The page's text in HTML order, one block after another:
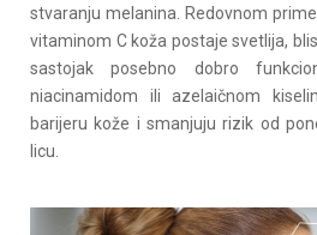
stvaranju melanina. Redovnom
vitaminom C koža postaje svetlija,
sastojak posebno dobro
niacinamidom ili azelaičnom
barijeru kože i smanjuju rizik od
licu.